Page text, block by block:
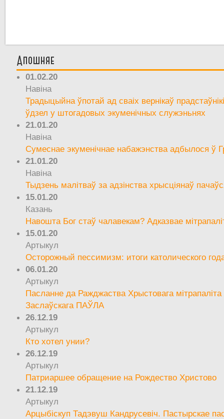
Апошняе
01.02.20
Навіна
Традыцыйна ўпотай ад сваіх вернікаў
ўдзел у штогадовых экуменічных служэньнях
21.01.20
Навіна
Сумеснае экуменічнае набажэнства адбылося ў
21.01.20
Навіна
Тыдзень малітваў за адзінства хрысціянаў
15.01.20
Казань
Навошта Бог стаў чалавекам? Адказвае
15.01.20
Артыкул
Осторожный пессимизм: итоги католического
06.01.20
Артыкул
Пасланне да Ражджаства Хрыстовага мітрапаліта
Заслаўскага ПАЎЛА
26.12.19
Артыкул
Кто хотел унии?
26.12.19
Артыкул
Патриаршее обращение на Рождество Христово
21.12.19
Артыкул
Арцыбіскуп Тадэвуш Кандрусевіч. Пастырскае